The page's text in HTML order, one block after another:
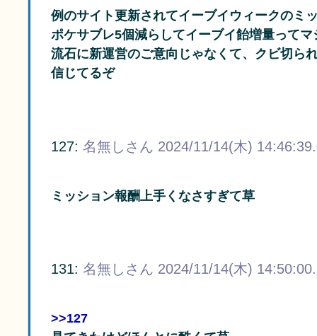
例のサイト更新されてイーブイウィークのミ
ポケサブレ5個減らしてイーブイ飴増量ってマ
流石に新運営のご意向じゃなくて、クビ切ら
信じてるぞ
127: 名無しさん 2024/11/14(木)
ミッション報酬上手くなさすぎて草
131: 名無しさん 2024/11/14(木)
>>127